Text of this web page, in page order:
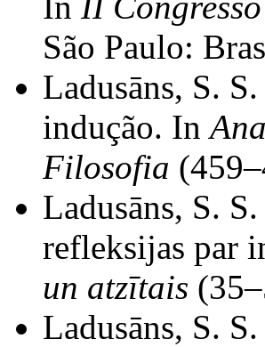
São Paulo:
Ladusāns, S.
indução. In
Filosofia
Ladusāns, S.
refleksijas par
un atzītais
Ladusāns, S.